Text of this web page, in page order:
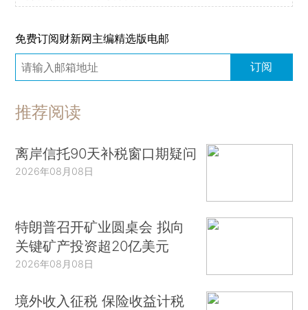
免费订阅财新网主编精选版电邮
订阅
推荐阅读
离岸信托90天补税窗口期疑问
2026年08月08日
特朗普召开矿业圆桌会 拟向
关键矿产投资超20亿美元
2026年08月08日
境外收入征税 保险收益计税